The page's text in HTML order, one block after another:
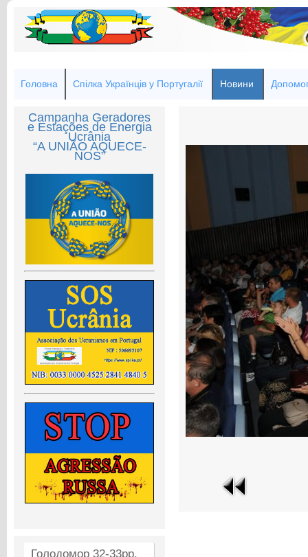
Головна Спілка Українців у Португалії Новини
Campanha Geradores
e Estações de Energia
Ucrânia
“A UNIÃO AQUECE-
NOS”
Голодомор 32-33рр.